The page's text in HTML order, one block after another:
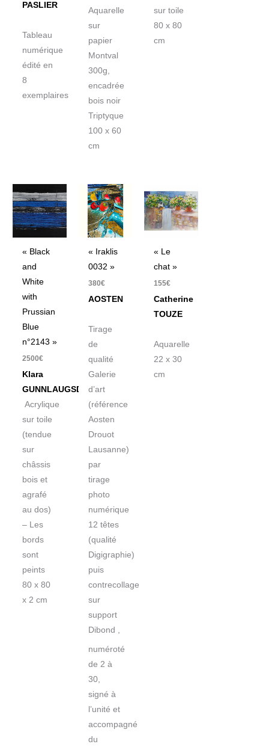
PASLIER
Tableau
numérique
édité en
8
exemplaires
Aquarelle
sur
papier
Montval
300g,
encadrée
bois noir
Triptyque
100 x 60
cm
sur toile
80 x 80
cm
« Black
and
White
with
Prussian
Blue
n°2143 »
2500€
Klara
GUNNLAUGSDOTTIR
Acrylique
sur toile
(tendue
sur
châssis
bois et
agrafé
au dos)
– Les
bords
sont
peints
80 x 80
x 2 cm
« Iraklis
0032 »
380€
AOSTEN
Tirage
de
qualité
Galerie
d’art
(référence
Aosten
Drouot
Lausanne)
par
tirage
photo
numérique
12 têtes
(qualité
Digigraphie)
puis
contrecollage
sur
support
Dibond ,
numéroté
de 2 à
30,
signé à
l’unité et
accompagné
du
« Le
chat »
155€
Catherine
TOUZE
Aquarelle
22 x 30
cm